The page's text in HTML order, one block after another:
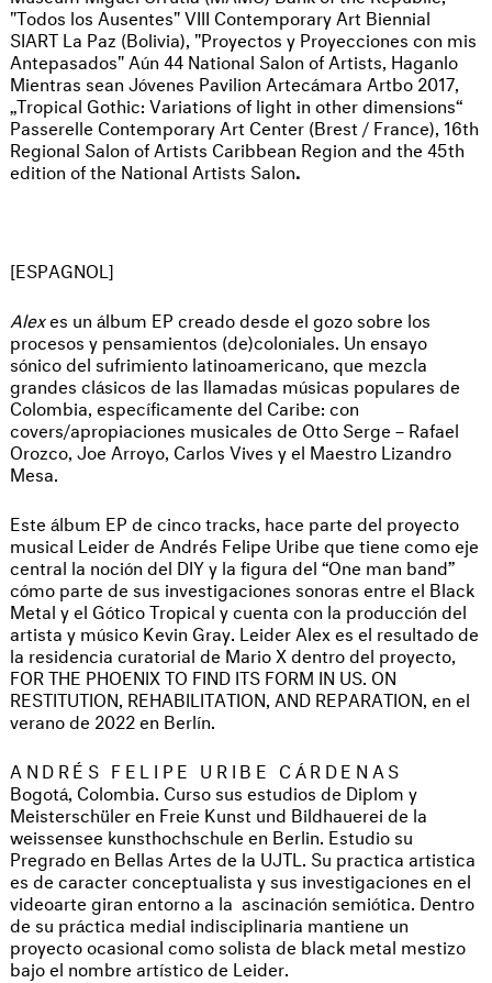
"Todos los Ausentes" VIII Contemporary Art Biennial
SIART La Paz (Bolivia), "Proyectos y Proyecciones con mis
Antepasados" Aún 44 National Salon of Artists, Haganlo
Mientras sean Jóvenes Pavilion Artecámara Artbo 2017,
„Tropical Gothic: Variations of light in other dimensions“
Passerelle Contemporary Art Center (Brest / France), 16th
Regional Salon of Artists Caribbean Region and the 45th
edition of the National Artists Salon.
[ESPAGNOL]
Alexes un álbum EP creado desde el gozo sobre los
procesos y pensamientos (de)coloniales. Un ensayo
sónico del sufrimiento latinoamericano, que mezcla
grandes clásicos de las llamadas músicas populares de
Colombia, específicamente del Caribe: con
covers/apropiaciones musicales de Otto Serge – Rafael
Orozco, Joe Arroyo, Carlos Vives y el Maestro Lizandro
Mesa.
Este álbum EP de cinco tracks, hace parte del proyecto
musical Leider de Andrés Felipe Uribe que tiene como eje
central la noción del DIY y la figura del “One man band”
cómo parte de sus investigaciones sonoras entre el Black
Metal y el Gótico Tropical y cuenta con la producción del
artista y músico Kevin Gray. Leider Alex es el resultado de
la residencia curatorial de Mario X dentro del proyecto,
FOR THE PHOENIX TO FIND ITS FORM IN US. ON
RESTITUTION, REHABILITATION, AND REPARATION, en el
verano de 2022 en Berlín.
ANDRÉS FELIPE URIBE CÁRDENAS
Bogotá, Colombia. Curso sus estudios de Diplom y
Meisterschüler en Freie Kunst und Bildhauerei de la
weissensee kunsthochschule en Berlin. Estudio su
Pregrado en Bellas Artes de la UJTL. Su practica artistica
es de caracter conceptualista y sus investigaciones en el
videoarte giran entorno a la ascinación semiótica. Dentro
de su práctica medial indisciplinaria mantiene un
proyecto ocasional como solista de black metal mestizo
bajo el nombre artístico de Leider.